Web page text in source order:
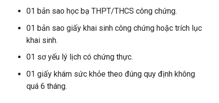
01 bản sao học bạ THPT/THCS công chứng.
01 bản sao giấy khai sinh công chứng hoặc trích lục
khai sinh.
01 sơ yếu lý lịch có chứng thực.
01 giấy khám sức khỏe theo đúng quy định không
quá 6 tháng.